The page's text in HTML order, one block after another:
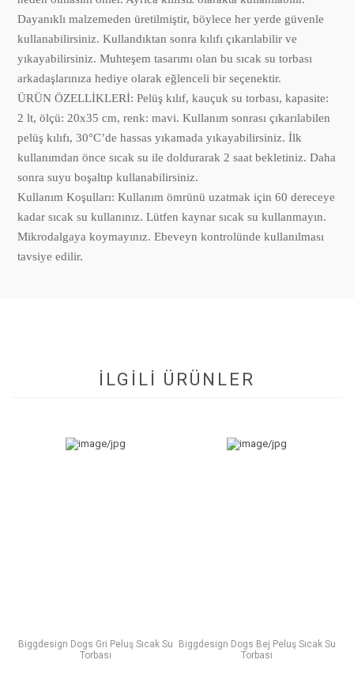
Dayanıklı malzemeden üretilmiştir, böylece her yerde güvenle
kullanabilirsiniz. Kullandıktan sonra kılıfı çıkarılabilir ve
yıkayabilirsiniz. Muhteşem tasarımı olan bu sıcak su torbası
arkadaşlarınıza hediye olarak eğlenceli bir seçenektir.
ÜRÜN ÖZELLİKLERİ: Pelüş kılıf, kauçuk su torbası, kapasite:
2 lt, ölçü: 20x35 cm, renk: mavi. Kullanım sonrası çıkarılabilen
pelüş kılıfı, 30°C’de hassas yıkamada yıkayabilirsiniz. İlk
kullanımdan önce sıcak su ile doldurarak 2 saat bekletiniz. Daha
sonra suyu boşaltıp kullanabilirsiniz.
Kullanım Koşulları: Kullanım ömrünü uzatmak için 60 dereceye
kadar sıcak su kullanınız. Lütfen kaynar sıcak su kullanmayın.
Mikrodalgaya koymayınız. Ebeveyn kontrolünde kullanılması
tavsiye edilir.
İLGİLİ ÜRÜNLER
Biggdesign Dogs Gri Peluş Sıcak Su
Torbası
Biggdesign Dogs Bej Peluş Sıcak Su
Torbası